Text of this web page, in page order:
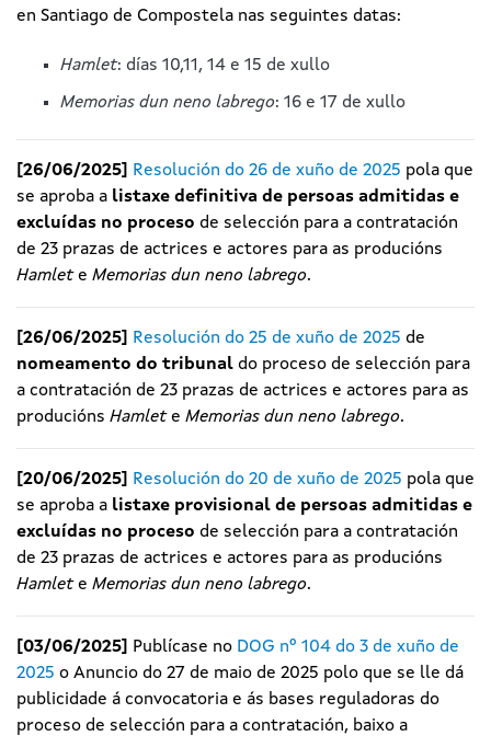
en Santiago de Compostela nas seguintes datas:
Hamlet: días 10,11, 14 e 15 de xullo
Memorias dun neno labrego: 16 e 17 de xullo
[26/06/2025] Resolución do 26 de xuño de 2025 pola que
se aproba a listaxe definitiva de persoas admitidas e
excluídas no proceso de selección para a contratación
de 23 prazas de actrices e actores para as producións
Hamlete Memorias dun neno labrego.
[26/06/2025] Resolución do 25 de xuño de 2025 de
nomeamento do tribunal do proceso de selección para
a contratación de 23 prazas de actrices e actores para as
producións Hamlete Memorias dun neno labrego.
[20/06/2025] Resolución do 20 de xuño de 2025 pola que
se aproba a listaxe provisional de persoas admitidas e
excluídas no proceso de selección para a contratación
de 23 prazas de actrices e actores para as producións
Hamlete Memorias dun neno labrego.
[03/06/2025] Publícase no DOG nº 104 do 3 de xuño de
2025 o Anuncio do 27 de maio de 2025 polo que se lle dá
publicidade á convocatoria e ás bases reguladoras do
proceso de selección para a contratación, baixo a